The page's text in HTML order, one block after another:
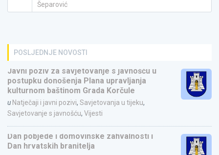
Šeparović
POSLJEDNJE NOVOSTI
Javni poziv za savjetovanje s javnošću u
postupku donošenja Plana upravljanja
kulturnom baštinom Grada Korčule
u Natječaji i javni pozivi, Savjetovanja u tijeku,
Savjetovanje s javnošću, Vijesti
Dan pobjede i domovinske zahvalnosti i
Dan hrvatskih branitelja